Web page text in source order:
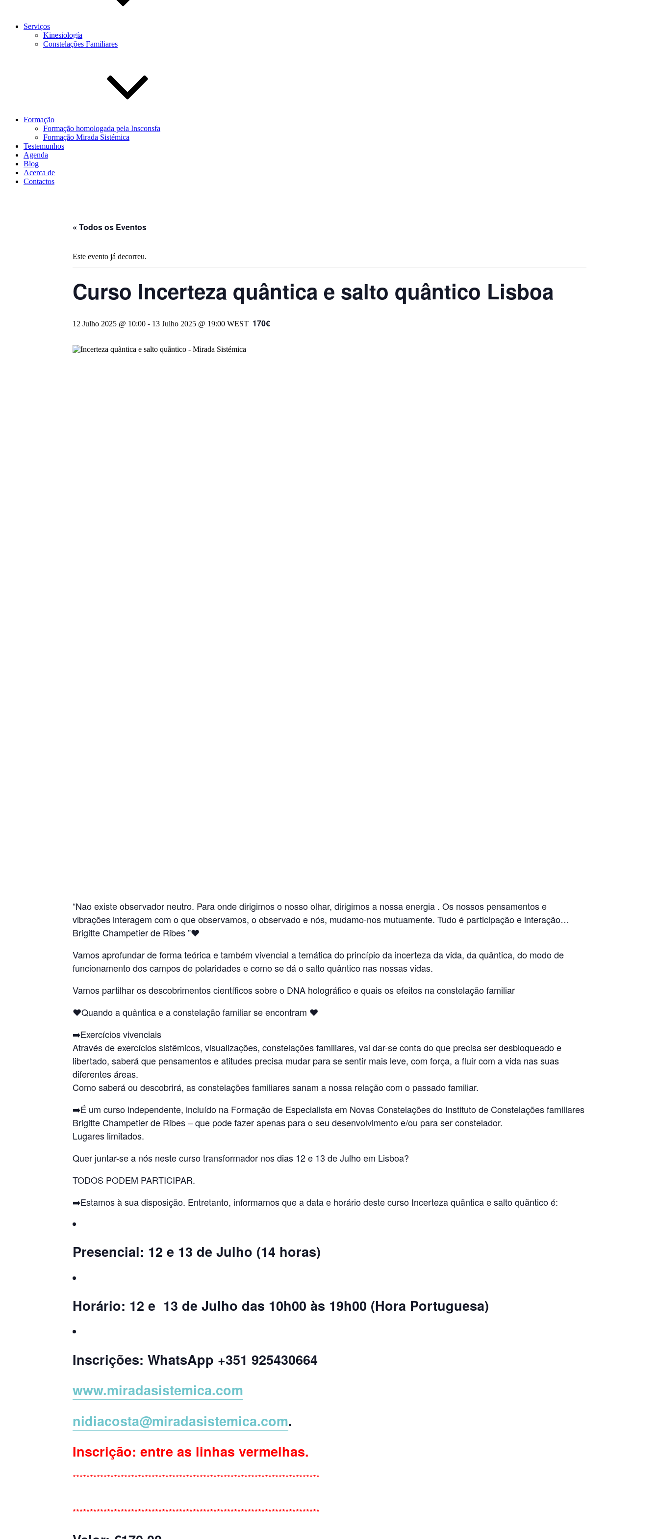
Serviços
Kinesiología
Constelações Familiares
Formação
Formação homologada pela Insconsfa
Formação Mirada Sistémica
Testemunhos
Agenda
Blog
Acerca de
Contactos
« Todos os Eventos
Este evento já decorreu.
Curso Incerteza quântica e salto quântico Lisboa
12 Julho 2025 @ 10:00 - 13 Julho 2025 @ 19:00 WEST 170€
“Nao existe observador neutro. Para onde dirigimos o nosso olhar, dirigimos a nossa energia . Os nossos pensamentos e
vibrações interagem com o que observamos, o observado e nós, mudamo-nos mutuamente. Tudo é participação e interação…
Brigitte Champetier de Ribes ”❤️
Vamos aprofundar de forma teórica e também vivencial a temática do princípio da incerteza da vida, da quântica, do modo de
funcionamento dos campos de polaridades e como se dá o salto quântico nas nossas vidas.
Vamos partilhar os descobrimentos científicos sobre o DNA holográfico e quais os efeitos na constelação familiar
❤️Quando a quântica e a constelação familiar se encontram ❤️
➡️Exercícios vivenciais
Através de exercícios sistêmicos, visualizações, constelações familiares, vai dar-se conta do que precisa ser desbloqueado e
libertado, saberá que pensamentos e atitudes precisa mudar para se sentir mais leve, com força, a fluir com a vida nas suas
diferentes áreas.
Como saberá ou descobrirá, as constelações familiares sanam a nossa relação com o passado familiar.
➡️É um curso independente, incluído na Formação de Especialista em Novas Constelações do Instituto de Constelações familiares
Brigitte Champetier de Ribes – que pode fazer apenas para o seu desenvolvimento e/ou para ser constelador.
Lugares limitados.
Quer juntar-se a nós neste curso transformador nos dias 12 e 13 de Julho em Lisboa?
TODOS PODEM PARTICIPAR.
➡️Estamos à sua disposição. Entretanto, informamos que a data e horário deste curso Incerteza quãntica e salto quãntico é:
Presencial: 12 e 13 de Julho (14 horas)
Horário: 12 e 13 de Julho das 10h00 às 19h00 (Hora Portuguesa)
Inscrições: WhatsApp +351 925430664
www.miradasistemica.com
nidiacosta@miradasistemica.com.
Inscrição: entre as linhas vermelhas.
************************************************************************
************************************************************************